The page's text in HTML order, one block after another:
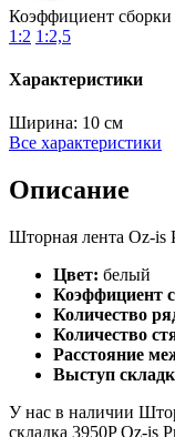
Коэффициент сборки
1:2 1:2,5
Характеристики
Ширина: 10 см
Все характеристики
Описание
Шторная лента Oz-is
Цвет: белый
Коэффициент
Количество
Количество
Расстояние
Выступ
У нас в наличии
складка 3950P Oz-is